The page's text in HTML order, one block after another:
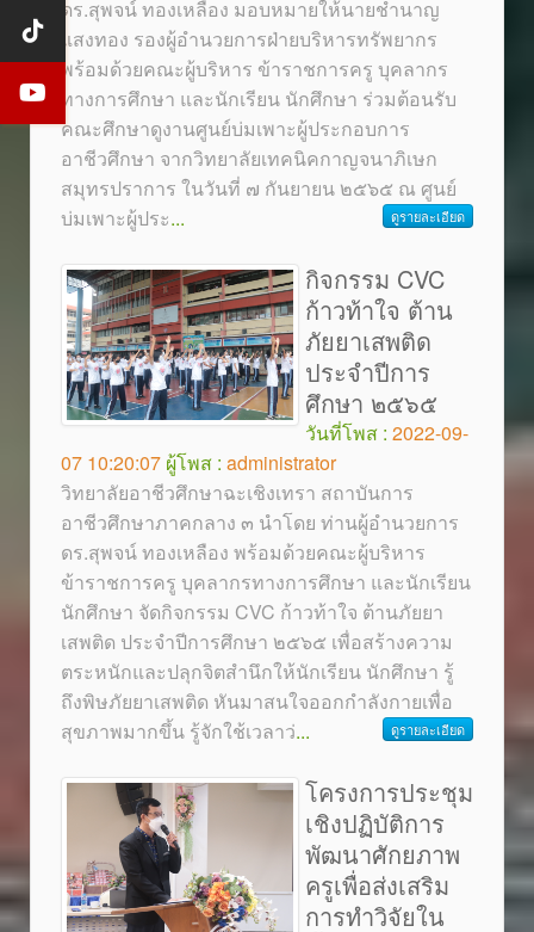
ดร.สุพจน์ ทองเหลือง มอบหมายให้นายชำนาญ
แสงทอง รองผู้อำนวยการฝ่ายบริหารทรัพยากร
พร้อมด้วยคณะผู้บริหาร ข้าราชการครู บุคลากร
ทางการศึกษา และนักเรียน นักศึกษา ร่วมต้อนรับ
คณะศึกษาดูงานศูนย์บ่มเพาะผู้ประกอบการ
อาชีวศึกษา จากวิทยาลัยเทคนิคกาญจนาภิเษก
สมุทรปราการ ในวันที่ ๗ กันยายน ๒๕๖๕ ณ ศูนย์
บ่มเพาะผู้ประ... ดูรายละเอียด
กิจกรรม CVC
ก้าวท้าใจ ต้าน
ภัยยาเสพติด
ประจำปีการ
ศึกษา ๒๕๖๕
วันที่โพส : 2022-09-
07 10:20:07 ผู้โพส : administrator
วิทยาลัยอาชีวศึกษาฉะเชิงเทรา สถาบันการ
อาชีวศึกษาภาคกลาง ๓ นำโดย ท่านผู้อำนวยการ
ดร.สุพจน์ ทองเหลือง พร้อมด้วยคณะผู้บริหาร
ข้าราชการครู บุคลากรทางการศึกษา และนักเรียน
นักศึกษา จัดกิจกรรม CVC ก้าวท้าใจ ต้านภัยยา
เสพติด ประจำปีการศึกษา ๒๕๖๕ เพื่อสร้างความ
ตระหนักและปลุกจิตสำนึกให้นักเรียน นักศึกษา รู้
ถึงพิษภัยยาเสพติด หันมาสนใจออกกำลังกายเพื่อ
สุขภาพมากขึ้น รู้จักใช้เวลาว่... ดูรายละเอียด
โครงการประชุม
เชิงปฏิบัติการ
พัฒนาศักยภาพ
ครูเพื่อส่งเสริม
การทำวิจัยใน